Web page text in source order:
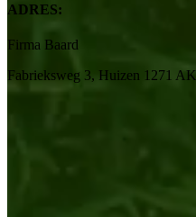
ADRES:
Firma Baard
Fabrieksweg 3, Huizen 1271 AK